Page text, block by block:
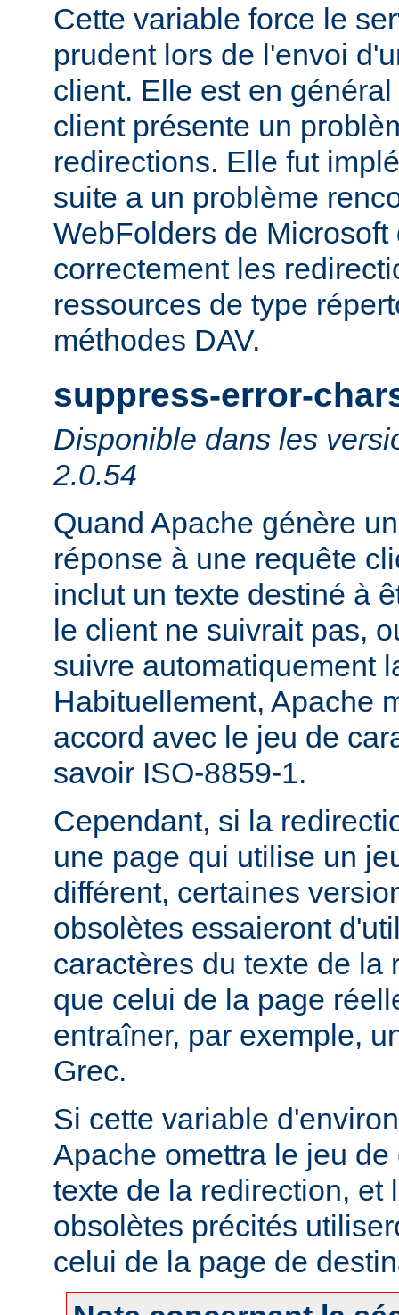
Cette variable force le
prudent lors de l'envoi
client. Elle est en
client présente un
redirections. Elle fut
suite a un problème
WebFolders de
correctement les
ressources de type
méthodes DAV.
suppress-error-
Disponible dans les
2.0.54
Quand Apache génère
réponse à une requête
inclut un texte destiné à
le client ne suivrait pas,
suivre automatiquement
Habituellement, Apache
accord avec le jeu de
savoir ISO-8859-1.
Cependant, si la
une page qui utilise un
différent, certaines
obsolètes essaieront
caractères du texte de la
que celui de la page
entraîner, par exemple,
Grec.
Si cette variable
Apache omettra le jeu
texte de la redirection, et
obsolètes précités
celui de la page de